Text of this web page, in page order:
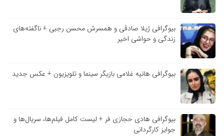
بیوگرافی ژیلا صادقی و همسرش محسن رجبی + ناگفته‌های
زندگی و حواشی اخیر
بیوگرافی هانیه غلامی بازیگر سینما و تلویزیون + عکس جدید
بیوگرافی هادی حجازی فر + لیست کامل فیلم‌ها، سریال‌ها و
جوایز کارگردانی